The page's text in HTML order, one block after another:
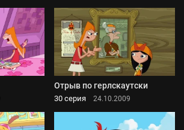
Отрыв по герлскаутски
30 серия 24.10.2009